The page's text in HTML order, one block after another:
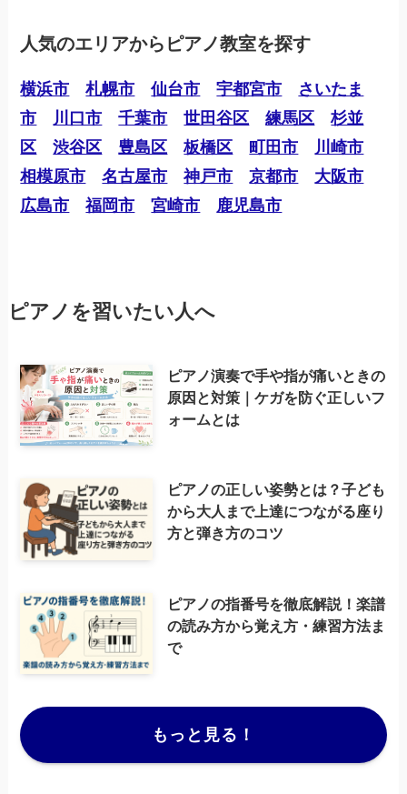
人気のエリアからピアノ教室を探す
横浜市 札幌市 仙台市 宇都宮市
さいたま
市
川口市 千葉市 世田谷区 練馬区
杉並
区
渋谷区 豊島区 板橋区 町田市
川崎市
相模原市
名古屋市 神戸市 京都市
大阪市
広島市
福岡市 宮崎市 鹿児島市
ピアノを習いたい人へ
ピアノ演奏で手や指が痛いときの
原因と対策｜ケガを防ぐ正しいフ
ォームとは
ピアノの正しい姿勢とは？子ども
から大人まで上達につながる座り
方と弾き方のコツ
ピアノの指番号を徹底解説！楽譜
の読み方から覚え方・練習方法ま
で
もっと見る！